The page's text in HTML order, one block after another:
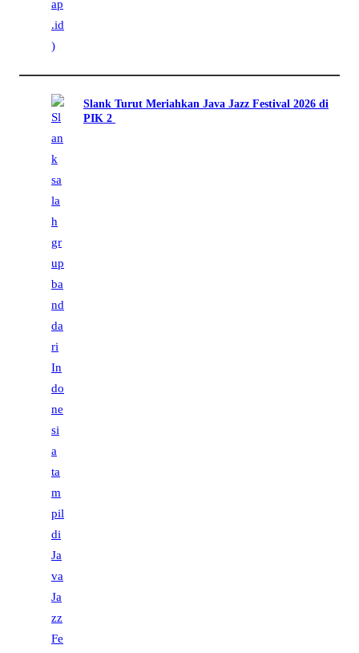
Slank Turut Meriahkan Java Jazz Festival 2026 di
PIK 2